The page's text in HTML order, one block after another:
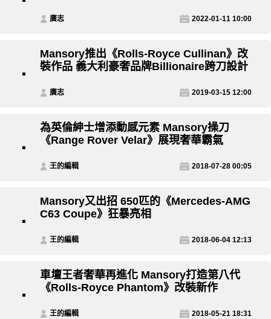
廣志 2022-01-11 10:00
Mansory推出《Rolls-Royce Cullinan》改
裝作品 義大利豪奢品牌Billionaire跨刀設計
廣志 2019-03-15 12:00
為英倫紳士增添動感元素 Mansory操刀
《Range Rover Velar》展現奢華霸氣
王的編輯 2018-07-28 00:05
Mansory又出招 650匹的《Mercedes-AMG
C63 Coupe》狂暴亮相
王的編輯 2018-06-04 12:13
車壇王者奢華再進化 Mansory打造第八代
《Rolls-Royce Phantom》改裝新作
王的編輯 2018-05-21 18:31